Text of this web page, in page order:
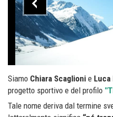
Siamo Chiara Scaglioni e
progetto sportivo e del profilo
Tale nome deriva dal termine